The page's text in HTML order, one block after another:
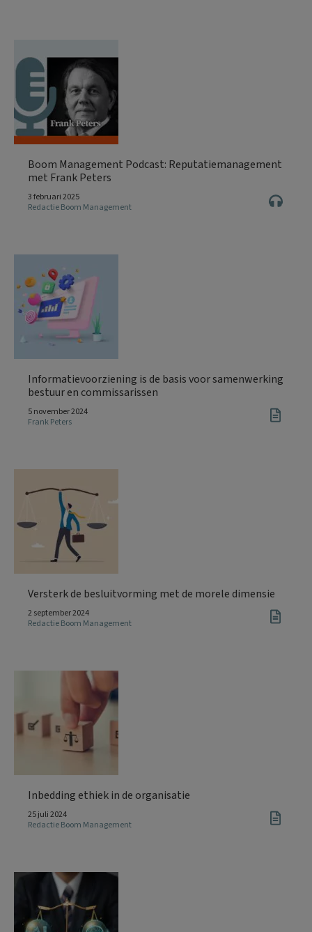
Boom Management Podcast: Reputatiemanagement
met Frank Peters
3 februari 2025
Redactie Boom Management
Informatievoorziening is de basis voor samenwerking
bestuur en commissarissen
5 november 2024
Frank Peters
Versterk de besluitvorming met de morele dimensie
2 september 2024
Redactie Boom Management
Inbedding ethiek in de organisatie
25 juli 2024
Redactie Boom Management